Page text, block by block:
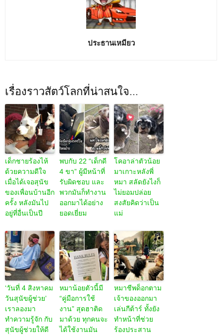
ประธานเหมียว
เรื่องราวสัตว์โลกที่น่าสนใจ...
เด็กชายร้องไห้
ด้วยความดีใจ
เมื่อได้เจอสุนัข
ของเพื่อนบ้านอีก
ครั้ง หลังมันไป
อยู่ที่อื่นเป็นปี
พบกับ 22 “เด็กดี
4 ขา” ผู้มีหน้าที่
รับผิดชอบ และ
พวกมันก็ทำงาน
ออกมาได้อย่าง
ยอดเยี่ยม
โคอาล่าตัวน้อย
มาเกาะหลังพี่
หมา สลัดยังไงก็
ไม่ยอมปล่อย
สงสัยคิดว่าเป็น
แม่
‘วันที่ 4 สิงหาคม
วันสุนัขผู้ช่วย’
เราลองมา
ทำความรู้จัก กับ
สุนัขผู้ช่วยให้ดี
หมาน้อยตัวนี้มี
“คู่มือการใช้
งาน” สุดฮาติด
มาด้วย ทุกคนจะ
ได้ใช้งานมัน
หมาชีพด็อกตาม
เจ้าของออกมา
เล่นกีต้าร์ ทั้งยัง
ทำหน้าที่ช่วย
ร้องประสาน